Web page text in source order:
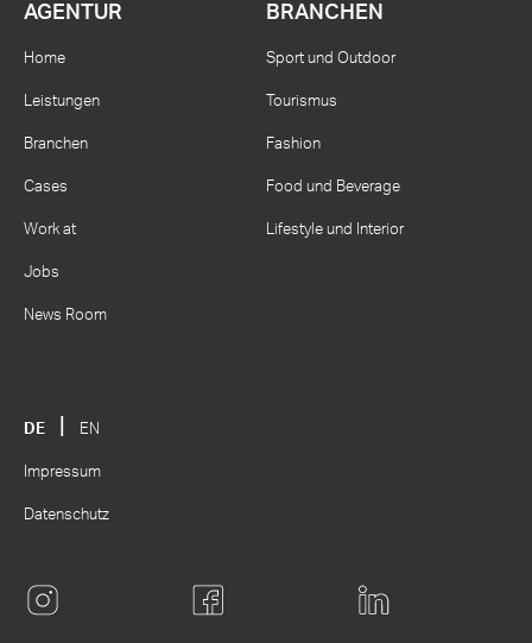
AGENTUR
Home
Leistungen
Branchen
Cases
Work at
Jobs
News Room
BRANCHEN
Sport und Outdoor
Tourismus
Fashion
Food und Beverage
Lifestyle und Interior
DE EN
Impressum
Datenschutz